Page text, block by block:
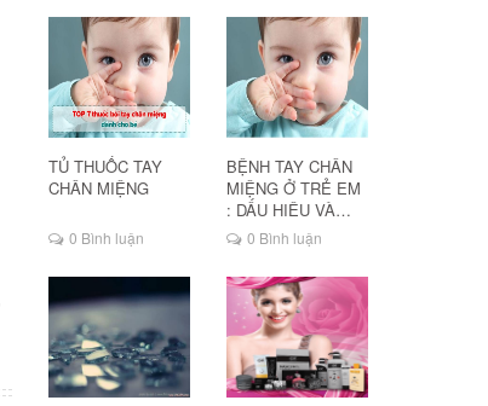
TỦ THUỐC TAY
CHÂN MIỆNG
0 Bình luận
BỆNH TAY CHÂN
MIỆNG Ở TRẺ EM
: DẤU HIỆU VÀ
CÁCH ĐIỀU TRỊ
0 Bình luận